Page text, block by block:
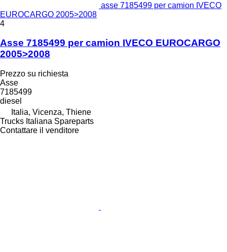
asse 7185499 per camion IVECO
EUROCARGO 2005>2008
4
Asse 7185499 per camion IVECO EUROCARGO
2005>2008
Prezzo su richiesta
Asse
7185499
diesel
Italia, Vicenza, Thiene
Trucks Italiana Spareparts
Contattare il venditore